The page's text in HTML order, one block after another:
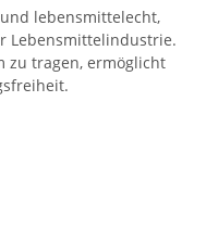
lebensmittelecht,
Lebensmittelindustrie.
zu tragen, ermöglicht